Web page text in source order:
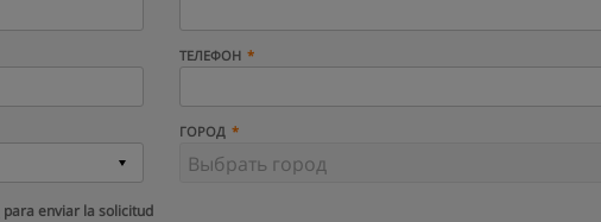
ТЕЛЕФОН
ГОРОД
para enviar la solicitud